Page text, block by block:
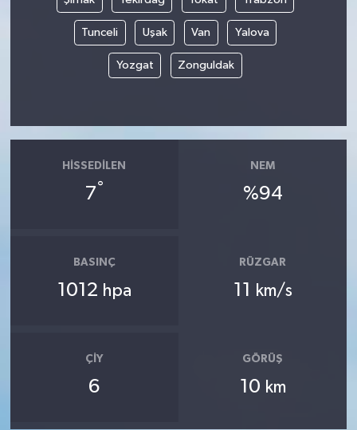
Tunceli Uşak Van Yalova
Yozgat Zonguldak
HISSEDILEN
7°
NEM
%94
BASINÇ
1012 hpa
RÜZGAR
11 km/s
ÇIY
6
GÖRÜŞ
10 km